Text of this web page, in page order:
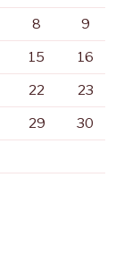
8 9
15 16
22 23
29 30